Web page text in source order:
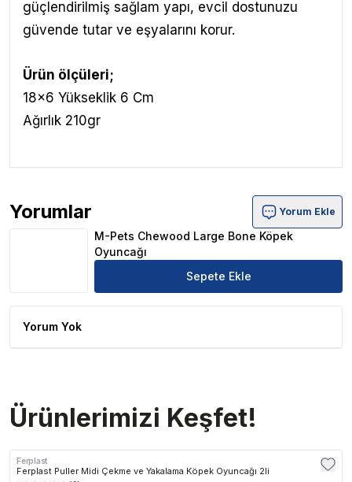
güçlendirilmiş sağlam yapı, evcil dostunuzu
güvende tutar ve eşyalarını korur.
Ürün ölçüleri;
18x6 Yükseklik 6 Cm
Ağırlık 210gr
Yorumlar
M-Pets Chewood Large Bone Köpek Oyuncağı Ürün
Yorum Ekle
M-Pets Chewood Large Bone Köpek
Oyuncağı
Sepete Ekle
Yorum Yok
Ürünlerimizi Keşfet!
Ferplast
Ferplast Puller Midi Çekme ve Yakalama Köpek Oyuncağı 2li